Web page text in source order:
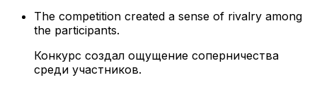
The competition created a sense of rivalry among
the participants.
Конкурс создал ощущение соперничества
среди участников.